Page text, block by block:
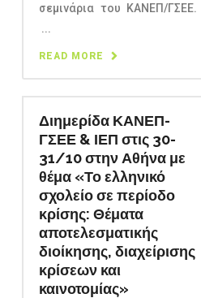
σεμινάρια του ΚΑΝΕΠ/ΓΣΕΕ.
...
READ MORE
Διημερίδα ΚΑΝΕΠ-
ΓΣΕΕ & ΙΕΠ στις 30-
31/10 στην Αθήνα με
θέμα «Το ελληνικό
σχολείο σε περίοδο
κρίσης: Θέματα
αποτελεσματικής
διοίκησης, διαχείρισης
κρίσεων και
καινοτομίας»